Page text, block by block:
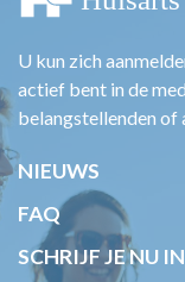
U kun zich
actief bent in de
belangstellenden of
NIEUWS
FAQ
SCHRIJF JE NU IN